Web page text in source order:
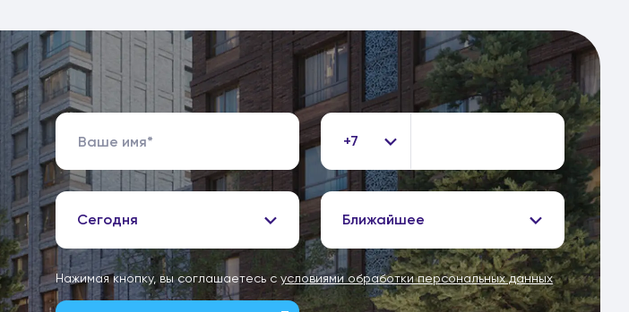
+7
Сегодня Ближайшее
Нажимая кнопку, вы соглашаетесь с условиями обработки персональных данных